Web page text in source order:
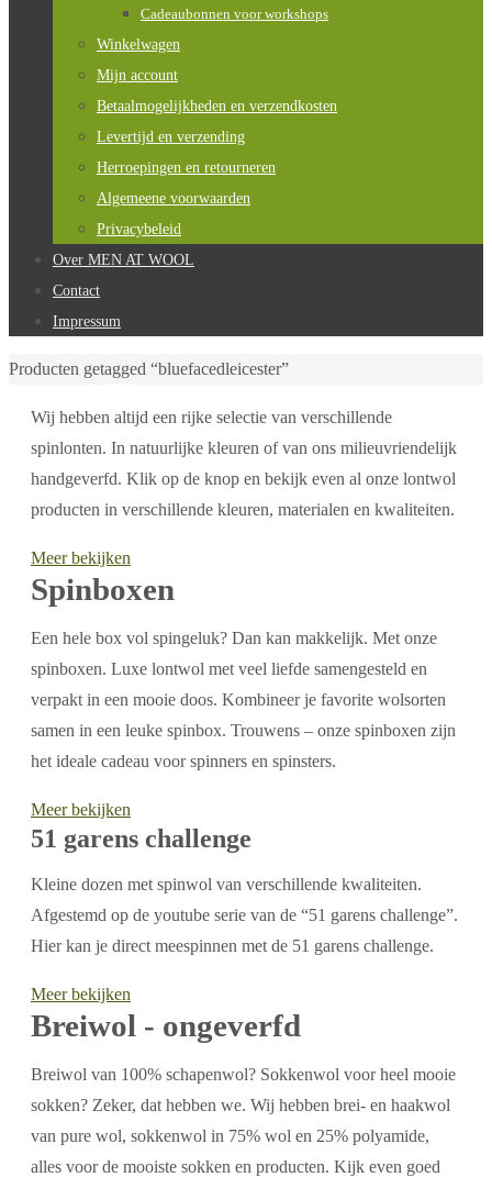
Cadeaubonnen voor workshops
Winkelwagen
Mijn account
Betaalmogelijkheden en verzendkosten
Levertijd en verzending
Herroepingen en retourneren
Algemeene voorwaarden
Privacybeleid
Over MEN AT WOOL
Contact
Impressum
Home
Producten getagged “bluefacedleicester”
Wij hebben altijd een rijke selectie van verschillende
spinlonten. In natuurlijke kleuren of van ons milieuvriendelijk
handgeverfd. Klik op de knop en bekijk even al onze lontwol
producten in verschillende kleuren, materialen en kwaliteiten.
Meer bekijken
Spinboxen
Een hele box vol spingeluk? Dan kan makkelijk. Met onze
spinboxen. Luxe lontwol met veel liefde samengesteld en
verpakt in een mooie doos. Kombineer je favorite wolsorten
samen in een leuke spinbox. Trouwens – onze spinboxen zijn
het ideale cadeau voor spinners en spinsters.
Meer bekijken
51 garens challenge
Kleine dozen met spinwol van verschillende kwaliteiten.
Afgestemd op de youtube serie van de “51 garens challenge”.
Hier kan je direct meespinnen met de 51 garens challenge.
Meer bekijken
Breiwol - ongeverfd
Breiwol van 100% schapenwol? Sokkenwol voor heel mooie
sokken? Zeker, dat hebben we. Wij hebben brei- en haakwol
van pure wol, sokkenwol in 75% wol en 25% polyamide,
alles voor de mooiste sokken en producten. Kijk even goed